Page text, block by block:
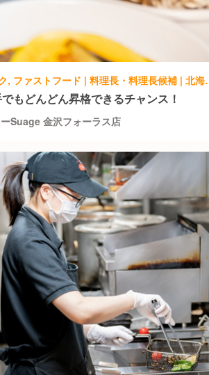
アジア料理・エスニック,
もどんどん昇格できるチャンス！
Suage 金沢フォーラス店